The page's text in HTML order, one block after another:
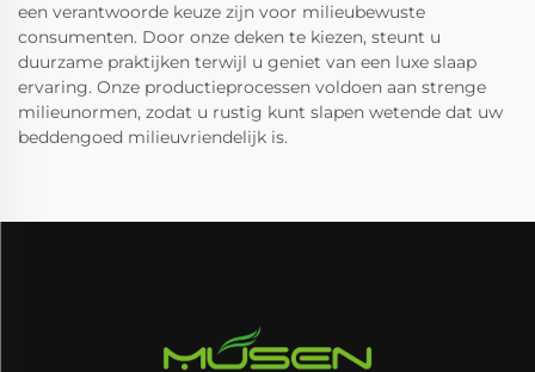
een verantwoorde keuze zijn voor milieubewuste
consumenten. Door onze deken te kiezen, steunt u
duurzame praktijken terwijl u geniet van een luxe slaap
ervaring. Onze productieprocessen voldoen aan strenge
milieunormen, zodat u rustig kunt slapen wetende dat uw
beddengoed milieuvriendelijk is.